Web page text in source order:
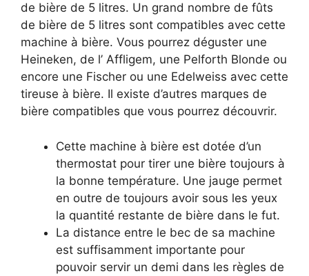
de bière de 5 litres. Un grand nombre de fûts
de bière de 5 litres sont compatibles avec cette
machine à bière. Vous pourrez déguster une
Heineken, de l’ Affligem, une Pelforth Blonde ou
encore une Fischer ou une Edelweiss avec cette
tireuse à bière. Il existe d’autres marques de
bière compatibles que vous pourrez découvrir.
Cette machine à bière est dotée d’un
thermostat pour tirer une bière toujours à
la bonne température. Une jauge permet
en outre de toujours avoir sous les yeux
la quantité restante de bière dans le fut.
La distance entre le bec de sa machine
est suffisamment importante pour
pouvoir servir un demi dans les règles de